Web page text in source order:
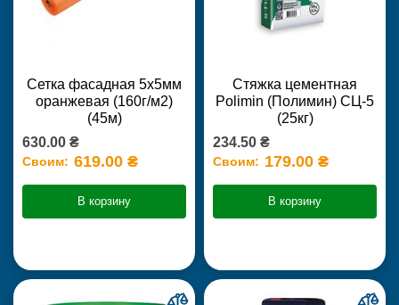
Сетка фасадная 5х5мм
оранжевая (160г/м2)
(45м)
630.00 ₴
Своим: 619.00 ₴
В корзину
Стяжка цементная
Polimin (Полимин) СЦ-5
(25кг)
234.50 ₴
Своим: 179.00 ₴
В корзину